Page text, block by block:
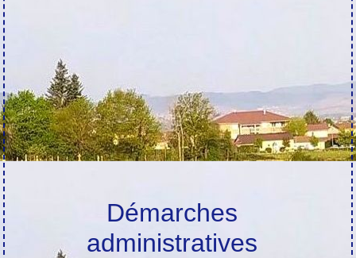
Démarches
administratives